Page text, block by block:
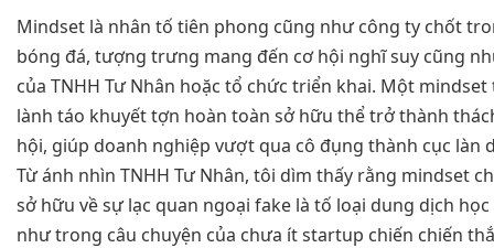
Mindset là nhân tố tiên phong cũng như công ty chốt
bóng đá, tượng trưng mang đến cơ hội nghĩ suy cũng
của TNHH Tư Nhân hoặc tổ chức triển khai. Một
lành táo khuyết tợn hoàn toàn sở hữu thể trở thành
hội, giúp doanh nghiệp vượt qua cô đụng thành cục làn
Từ ánh nhìn TNHH Tư Nhân, tôi dìm thấy rằng mindset
sở hữu về sự lạc quan ngoại fake là tố loại dung dịch
như trong câu chuyện của chưa ít startup chiến chiến